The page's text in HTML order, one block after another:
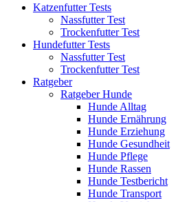
Katzenfutter Tests
Nassfutter Test
Trockenfutter Test
Hundefutter Tests
Nassfutter Test
Trockenfutter Test
Ratgeber
Ratgeber Hunde
Hunde Alltag
Hunde Ernährung
Hunde Erziehung
Hunde Gesundheit
Hunde Pflege
Hunde Rassen
Hunde Testbericht
Hunde Transport